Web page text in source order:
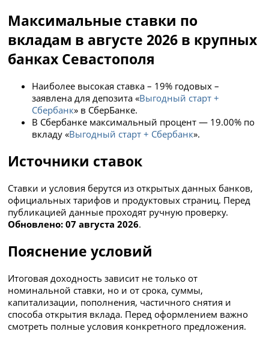
Максимальные ставки по
вкладам в августе 2026 в крупных
банках Севастополя
Наиболее высокая ставка – 19% годовых –
заявлена для депозита «Выгодный старт +
Сбербанк» в СберБанке.
В Сбербанке максимальный процент — 19.00% по
вкладу «Выгодный старт + Сбербанк».
Источники ставок
Ставки и условия берутся из открытых данных банков,
официальных тарифов и продуктовых страниц. Перед
публикацией данные проходят ручную проверку.
Обновлено: 07 августа 2026.
Пояснение условий
Итоговая доходность зависит не только от
номинальной ставки, но и от срока, суммы,
капитализации, пополнения, частичного снятия и
способа открытия вклада. Перед оформлением важно
смотреть полные условия конкретного предложения.